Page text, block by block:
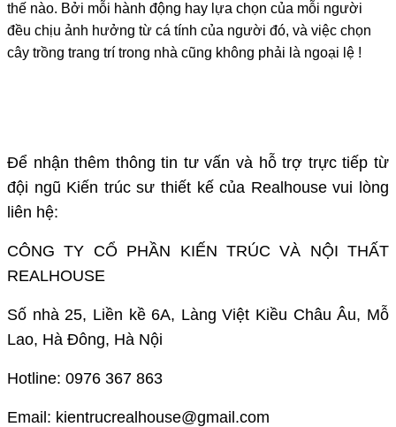
thế nào. Bởi mỗi hành động hay lựa chọn của mỗi người
đều chịu ảnh hưởng từ cá tính của người đó, và việc chọn
cây trồng trang trí trong nhà cũng không phải là ngoại lệ !
Để nhận thêm thông tin tư vấn và hỗ trợ trực tiếp từ
đội ngũ Kiến trúc sư thiết kế của Realhouse vui lòng
liên hệ:
CÔNG TY CỔ PHẦN KIẾN TRÚC VÀ NỘI THẤT
REALHOUSE
Số nhà 25, Liền kề 6A, Làng Việt Kiều Châu Âu, Mỗ
Lao, Hà Đông, Hà Nội
Hotline: 0976 367 863
Email: kientrucrealhouse@gmail.com